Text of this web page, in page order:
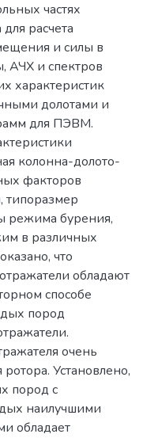
частях
расчета
и силы в
АЧХ и спектров
характеристик
долотами и
для ПЭВМ.
колонна-долото-
факторов
типоразмер
режима бурения,
в различных
что
обладают
способе
пород
очень
Установлено,
пород с
наилучшими
обладает